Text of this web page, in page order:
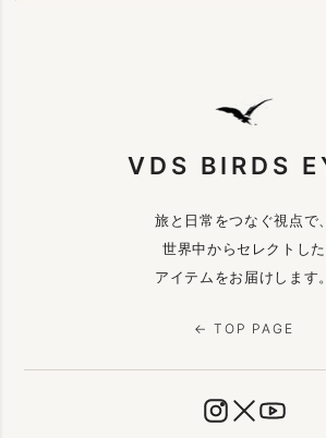
VDS BIRDS
旅と日常をつなぐ視点で、
世界中からセレクトした
アイテムをお届けします。
← TOP PAGE